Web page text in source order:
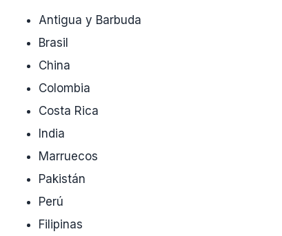
Antigua y Barbuda
Brasil
China
Colombia
Costa Rica
India
Marruecos
Pakistán
Perú
Filipinas